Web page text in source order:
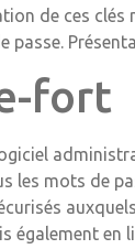
de ces
passe.
fort
les mots de
en